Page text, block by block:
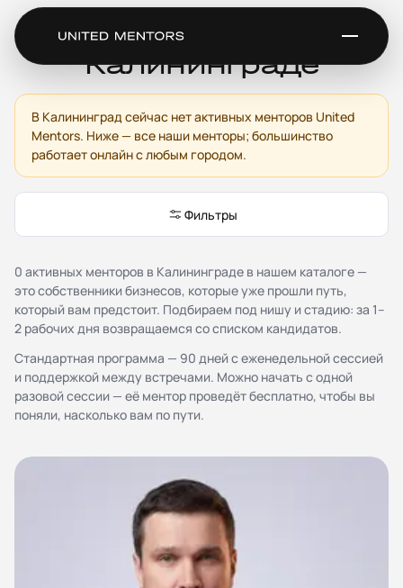
Бизнес-ментор в
Калининграде
В Калининград сейчас нет активных менторов United
Mentors. Ниже — все наши менторы; большинство
работает онлайн с любым городом.
Фильтры
0 активных менторов в Калининграде в нашем каталоге —
это собственники бизнесов, которые уже прошли путь,
который вам предстоит. Подбираем под нишу и стадию: за 1–
2 рабочих дня возвращаемся со списком кандидатов.
Стандартная программа — 90 дней с еженедельной сессией
и поддержкой между встречами. Можно начать с одной
разовой сессии — её ментор проведёт бесплатно, чтобы вы
поняли, насколько вам по пути.
Сервис
Каталог менторов
Как это работает
Отзывы
Партнёрская программа
Журнал
Документы
Публичная оферта
Соглашение о конфиденциальности (NDA)
Политика конфиденциальности и обработки
персональных данных
Правила работы